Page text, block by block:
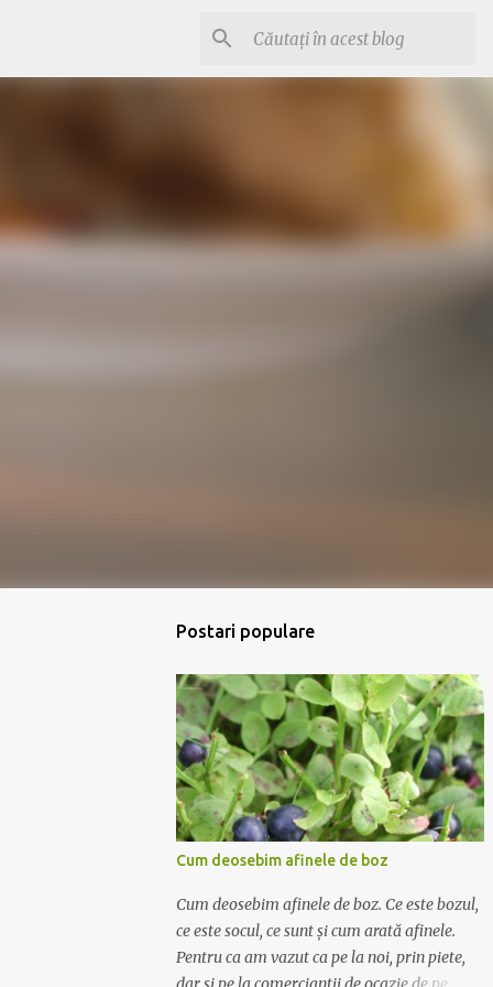
Postari populare
Cum deosebim afinele de boz
Cum deosebim afinele de boz. Ce este bozul,
ce este socul, ce sunt și cum arată afinele.
Pentru ca am vazut ca pe la noi, prin piete,